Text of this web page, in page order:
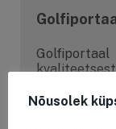
loodust ning
Nõusolek